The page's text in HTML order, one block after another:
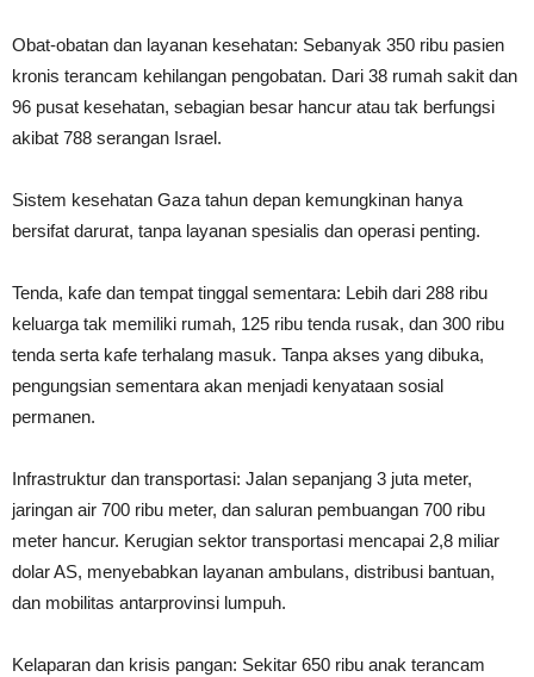
Obat-obatan dan layanan kesehatan: Sebanyak 350 ribu pasien
kronis terancam kehilangan pengobatan. Dari 38 rumah sakit dan
96 pusat kesehatan, sebagian besar hancur atau tak berfungsi
akibat 788 serangan Israel.
Sistem kesehatan Gaza tahun depan kemungkinan hanya
bersifat darurat, tanpa layanan spesialis dan operasi penting.
Tenda, kafe dan tempat tinggal sementara: Lebih dari 288 ribu
keluarga tak memiliki rumah, 125 ribu tenda rusak, dan 300 ribu
tenda serta kafe terhalang masuk. Tanpa akses yang dibuka,
pengungsian sementara akan menjadi kenyataan sosial
permanen.
Infrastruktur dan transportasi: Jalan sepanjang 3 juta meter,
jaringan air 700 ribu meter, dan saluran pembuangan 700 ribu
meter hancur. Kerugian sektor transportasi mencapai 2,8 miliar
dolar AS, menyebabkan layanan ambulans, distribusi bantuan,
dan mobilitas antarprovinsi lumpuh.
Kelaparan dan krisis pangan: Sekitar 650 ribu anak terancam